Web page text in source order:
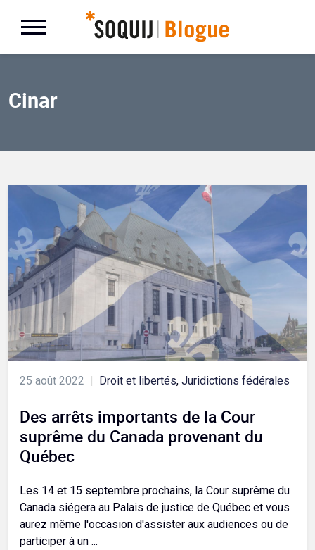
Cinar
25 août 2022 Droit et libertés, Juridictions fédérales
Des arrêts importants de la Cour
suprême du Canada provenant du
Québec
Les 14 et 15 septembre prochains, la Cour suprême du
Canada siégera au Palais de justice de Québec et vous
aurez même l'occasion d'assister aux audiences ou de
participer à un ...